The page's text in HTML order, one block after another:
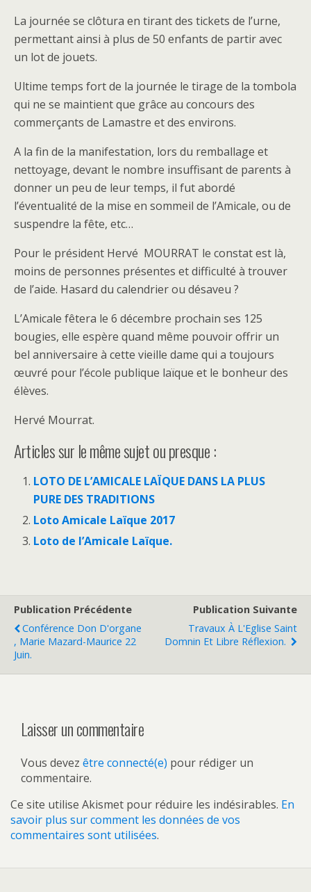
La journée se clôtura en tirant des tickets de l’urne,
permettant ainsi à plus de 50 enfants de partir avec
un lot de jouets.
Ultime temps fort de la journée le tirage de la tombola
qui ne se maintient que grâce au concours des
commerçants de Lamastre et des environs.
A la fin de la manifestation, lors du remballage et
nettoyage, devant le nombre insuffisant de parents à
donner un peu de leur temps, il fut abordé
l’éventualité de la mise en sommeil de l’Amicale, ou de
suspendre la fête, etc…
Pour le président Hervé MOURRAT le constat est là,
moins de personnes présentes et difficulté à trouver
de l’aide. Hasard du calendrier ou désaveu ?
L’Amicale fêtera le 6 décembre prochain ses 125
bougies, elle espère quand même pouvoir offrir un
bel anniversaire à cette vieille dame qui a toujours
œuvré pour l’école publique laïque et le bonheur des
élèves.
Hervé Mourrat.
Articles sur le même sujet ou presque :
LOTO DE L’AMICALE LAÏQUE DANS LA PLUS
PURE DES TRADITIONS
Loto Amicale Laïque 2017
Loto de l’Amicale Laïque.
Publication Précédente
Conférence Don D'organe
, Marie Mazard-Maurice 22
Juin.
Publication Suivante
Travaux À L'Eglise Saint
Domnin Et Libre Réflexion.
Laisser un commentaire
Vous devez être connecté(e) pour rédiger un
commentaire.
Ce site utilise Akismet pour réduire les indésirables. En
savoir plus sur comment les données de vos
commentaires sont utilisées.